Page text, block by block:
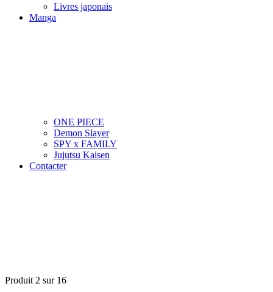
Livres japonais
Manga
ONE PIECE
Demon Slayer
SPY x FAMILY
Jujutsu Kaisen
Contacter
Produit 2 sur 16